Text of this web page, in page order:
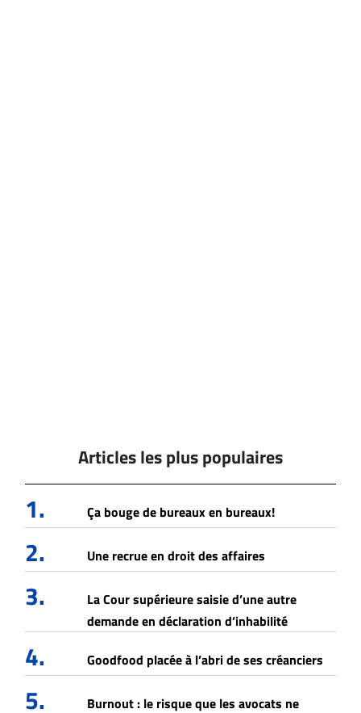
Articles les plus populaires
1. Ça bouge de bureaux en bureaux!
2. Une recrue en droit des affaires
3.
La Cour supérieure saisie d’une autre
demande en déclaration d’inhabilité
4. Goodfood placée à l’abri de ses créanciers
5.
Burnout : le risque que les avocats ne